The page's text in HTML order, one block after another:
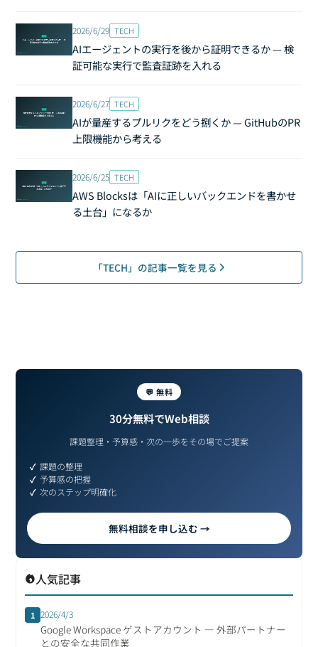
2026/6/29 TECH
AIエージェントの実行を後から証明できるか — 検
証可能な実行で監査証跡を入れる
2026/6/27 TECH
AIが量産するプルリクをどう捌くか — GitHubのPR
上限機能から考える
2026/6/25 TECH
AWS Blocksは「AIに正しいバックエンドを書かせ
る土台」になるか
「TECH」の記事一覧を見る
💬 無料
30分無料でWeb相談
課題整理・予算感・次の一歩をその場でご提案
課題の整理
予算感の把握
次のステップ明確化
無料相談を申し込む →
人気記事
1 2026/4/3
Google Workspace ゲストアカウント ― 外部パートナー
との安全な共同作業